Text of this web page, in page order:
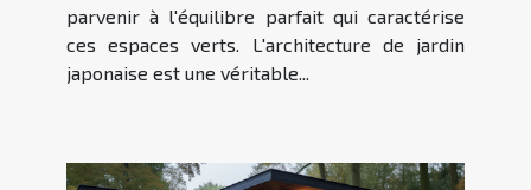
parvenir à l'équilibre parfait qui caractérise
ces espaces verts. L'architecture de jardin
japonaise est une véritable...